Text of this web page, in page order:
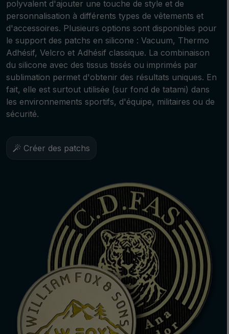
polyvalent d'ajouter une touche de style et de
personnalisation à différents types de vêtements et
d'accessoires. Plusieurs options sont disponibles pour
le support des patchs en silicone : Vacuum, Thermo
Adhésif, Velcro et Adhésif classique. La combinaison
du silicone avec des tissus tissés ou imprimés par
sublimation permet d'obtenir des résultats uniques. En
fait, elle est surtout utilisée (sur fond de tatami) dans
les environnements sportifs, d'équipe, militaires ou de
sécurité.
Créer des patchs